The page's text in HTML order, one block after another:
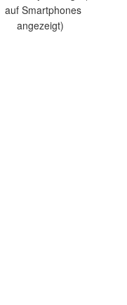
auf Smartphones
angezeigt)